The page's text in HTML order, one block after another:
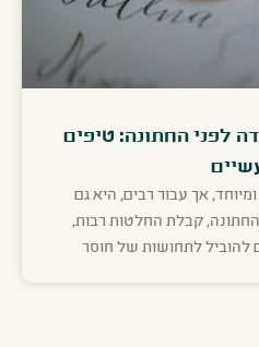
החתונה: טיפים
אך עבור רבים, היא גם
קבלת החלטות רבות,
לתחושות של חוסר